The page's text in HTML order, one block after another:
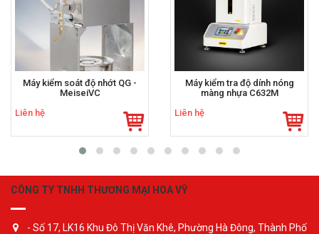
Máy kiểm soát độ nhớt QG -
MeiseiVC
Liên hệ
Máy kiểm tra độ dính nóng
màng nhựa C632M
Liên hệ
CÔNG TY TNHH THƯƠNG MẠI HOA VỸ
- Số 17, LK16 Khu Đô Thị Văn Khê, Phường Hà Đông, Thành Phố